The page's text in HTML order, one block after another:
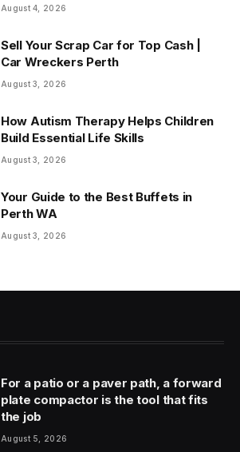
August 4, 2026
Sell Your Scrap Car for Top Cash |
Car Wreckers Perth
August 3, 2026
How Autism Therapy Helps Children
Build Essential Life Skills
August 3, 2026
Your Guide to the Best Buffets in
Perth WA
August 3, 2026
For a patio or a paver path, a forward
plate compactor is the tool that fits
the job
August 5, 2026